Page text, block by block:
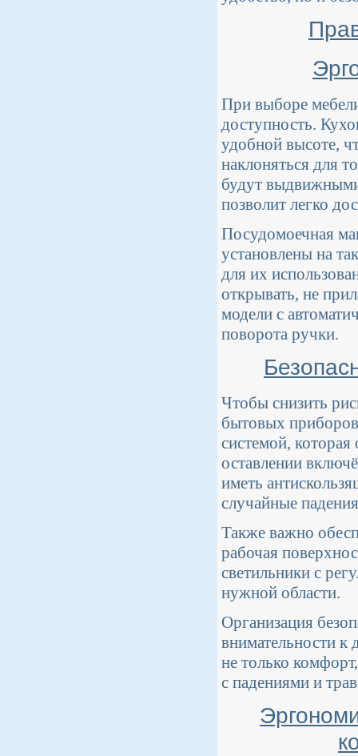
При выборе
доступность.
удобной высоте,
наклоняться для
будут
позволит легко
Посудомоечная
установлены на
для их
открывать, не
модели с
поворота ручки.
Чтобы снизить
бытовых
системой, которая
оставлении
иметь
случайные
Также важно
рабочая
светильники с
нужной области.
Организация
внимательности к
не только
с падениями и